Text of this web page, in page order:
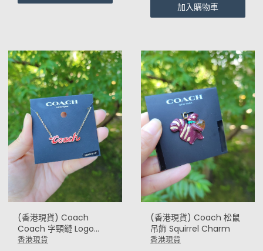
加入購物車
(香港現貨) Coach
Coach 字頸鏈 Logo
Script necklace
香港現貨
(香港現貨) Coach 松鼠
吊飾 Squirrel Charm
香港現貨